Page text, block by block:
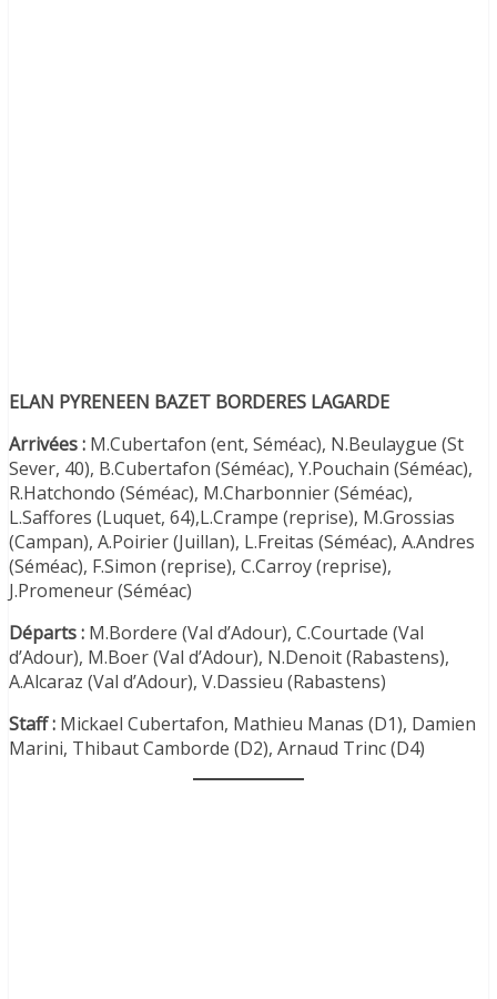
ELAN PYRENEEN BAZET BORDERES LAGARDE
Arrivées : M.Cubertafon (ent, Séméac), N.Beulaygue (St
Sever, 40), B.Cubertafon (Séméac), Y.Pouchain (Séméac),
R.Hatchondo (Séméac), M.Charbonnier (Séméac),
L.Saffores (Luquet, 64),L.Crampe (reprise), M.Grossias
(Campan), A.Poirier (Juillan), L.Freitas (Séméac), A.Andres
(Séméac), F.Simon (reprise), C.Carroy (reprise),
J.Promeneur (Séméac)
Départs : M.Bordere (Val d’Adour), C.Courtade (Val
d’Adour), M.Boer (Val d’Adour), N.Denoit (Rabastens),
A.Alcaraz (Val d’Adour), V.Dassieu (Rabastens)
Staff : Mickael Cubertafon, Mathieu Manas (D1), Damien
Marini, Thibaut Camborde (D2), Arnaud Trinc (D4)